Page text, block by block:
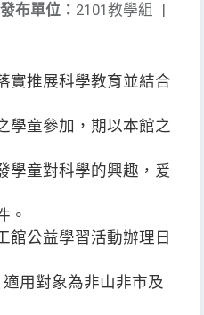
發布單位： 2101教學組 |
實推展科學教育並結合
學童參加，期以本館之
學童對科學的興趣，爰
。
館公益學習活動辦理日
用對象為非山非市及